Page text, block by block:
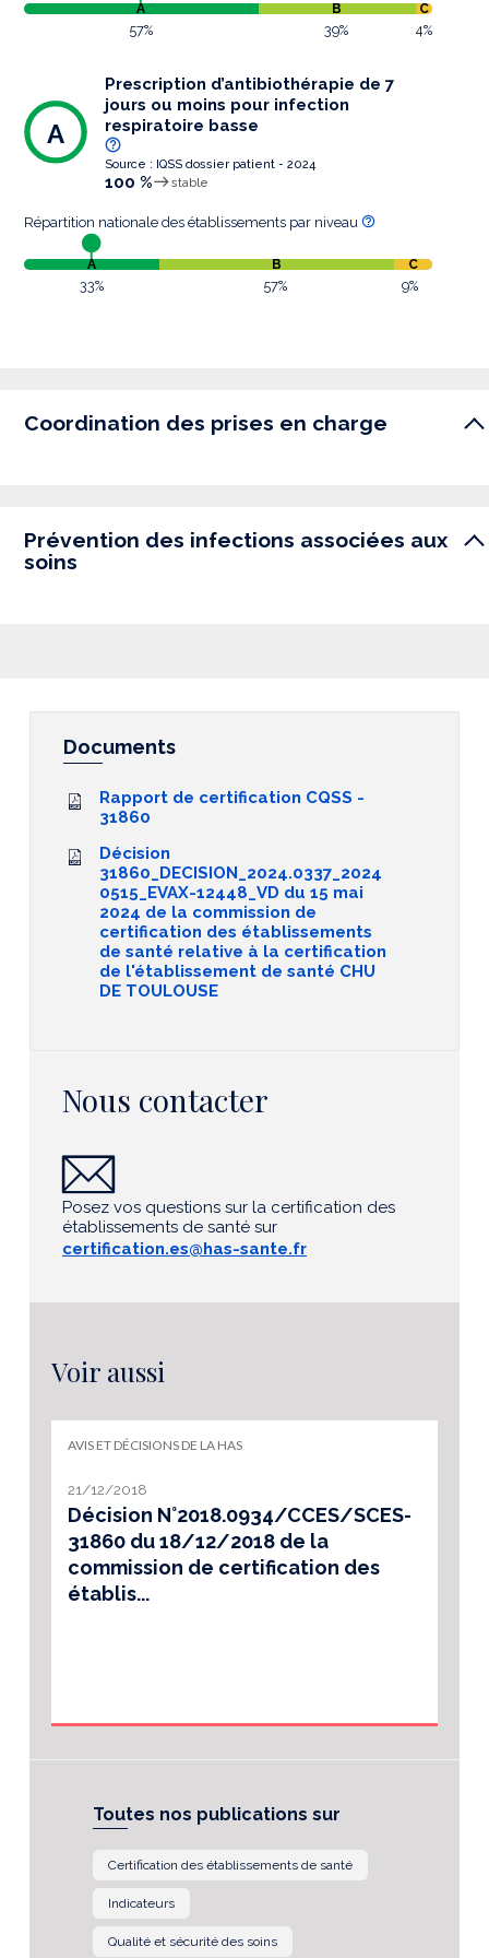
A B C
57% 39% 4%
Prescription d’antibiothérapie de 7
jours ou moins pour infection
respiratoire basse
Source : IQSS dossier patient - 2024
100 % stable
A
Répartition nationale des établissements par niveau
A B C
33% 57% 9%
Coordination des prises en charge
Prévention des infections associées aux
soins
Documents
Rapport de certification CQSS -
31860
Décision
31860_DECISION_2024.0337_2024
0515_EVAX-12448_VD du 15 mai
2024 de la commission de
certification des établissements
de santé relative à la certification
de l'établissement de santé CHU
DE TOULOUSE
Nous contacter
Posez vos questions sur la certification des
établissements de santé sur
certification.es@has-sante.fr
Voir aussi
AVIS ET DÉCISIONS DE LA HAS
21/12/2018
Décision N°2018.0934/CCES/SCES-
31860 du 18/12/2018 de la
commission de certification des
établis...
Toutes nos publications sur
Certification des établissements de santé
Indicateurs
Qualité et sécurité des soins